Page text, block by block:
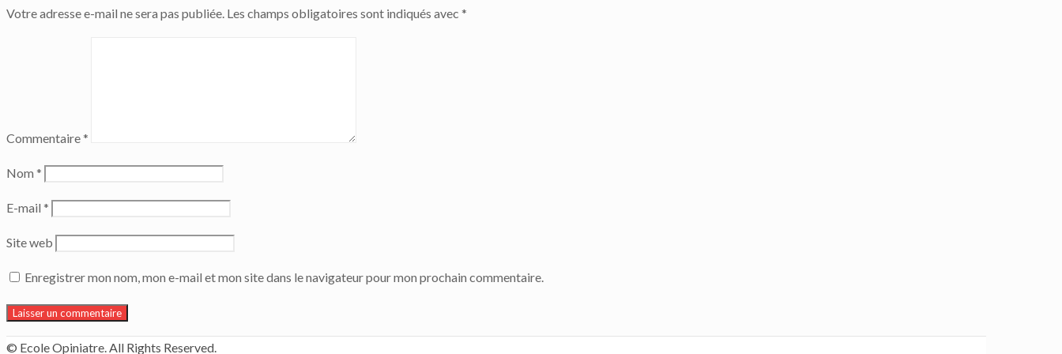
Votre adresse e-mail ne sera pas publiée. Les champs obligatoires sont indiqués avec *
Commentaire*
Nom *
E-mail *
Site web
Enregistrer mon nom, mon e-mail et mon site dans le navigateur pour mon prochain commentaire.
© Ecole Opiniatre. All Rights Reserved.